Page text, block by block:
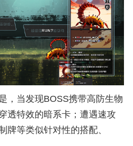
，当发现BOSS携带高防生物
透特效的暗系卡；遭遇速攻
牌等类似针对性的搭配、